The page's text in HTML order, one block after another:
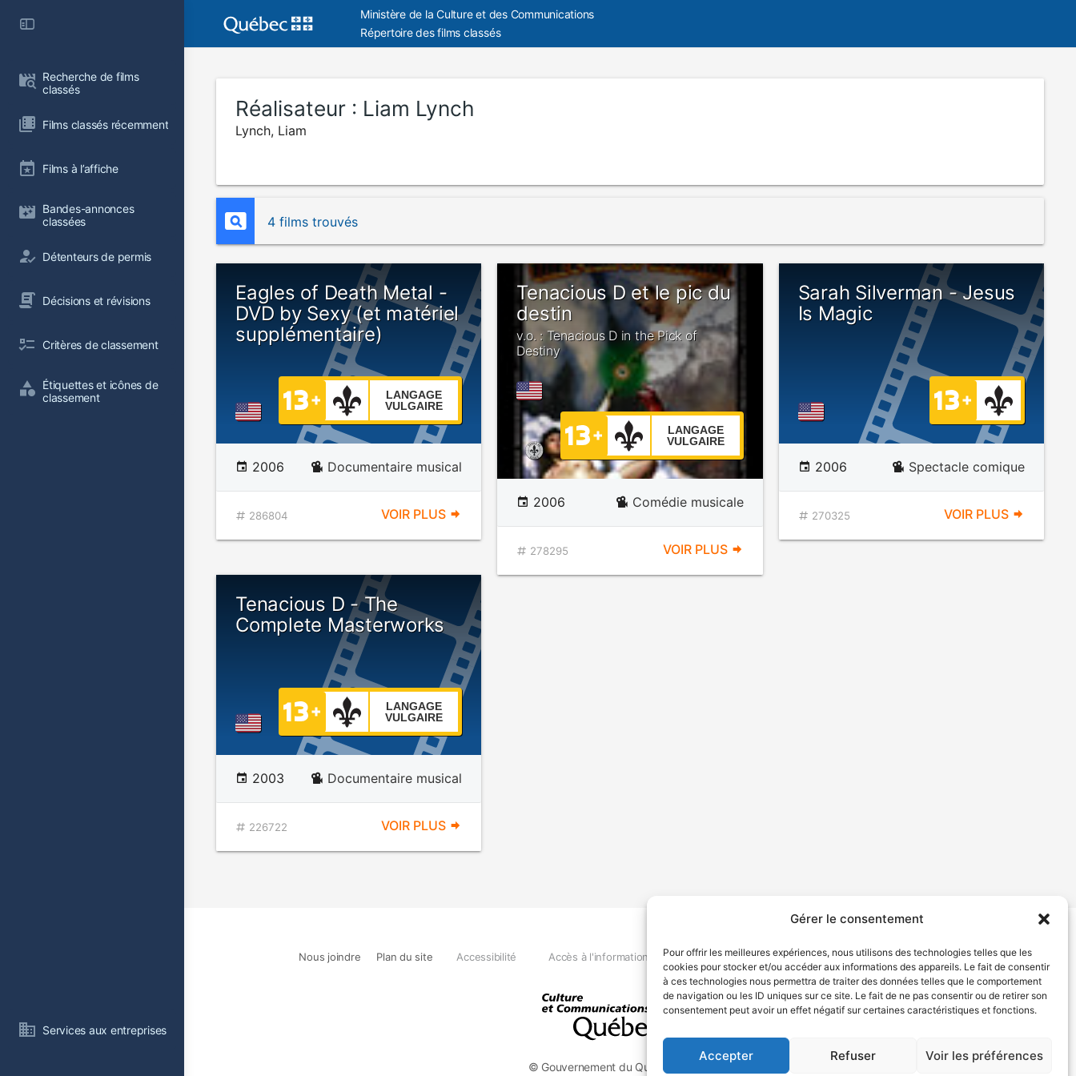
Gérer le consentement
Pour offrir les meilleures expériences, nous utilisons des technologies telles que les
cookies pour stocker et/ou accéder aux informations des appareils. Le fait de consentir
à ces technologies nous permettra de traiter des données telles que le comportement
de navigation ou les ID uniques sur ce site. Le fait de ne pas consentir ou de retirer son
consentement peut avoir un effet négatif sur certaines caractéristiques et fonctions.
Accepter Refuser Voir les préférences
Recherche de films
classés
Films classés récemment
Films à l’affiche
Bandes-annonces
classées
Détenteurs de permis
Décisions et révisions
Critères de classement
Étiquettes et icônes de
classement
Services aux entreprises
Ministère de la Culture et des Communications
Répertoire des films classés
Réalisateur : Liam Lynch
Lynch, Liam
4 films trouvés
Eagles of Death Metal -
DVD by Sexy (et matériel
supplémentaire)
LANGAGE
VULGAIRE
2006 Documentaire musical
286804 VOIR PLUS
Tenacious D et le pic du
destin
v.o. : Tenacious D in the Pick of
Destiny
LANGAGE
VULGAIRE
2006 Comédie musicale
278295 VOIR PLUS
Sarah Silverman - Jesus
Is Magic
2006 Spectacle comique
270325 VOIR PLUS
Tenacious D - The
Complete Masterworks
LANGAGE
VULGAIRE
2003 Documentaire musical
226722 VOIR PLUS
© Gouvernement du Québec, 2026
Nous joindre Plan du site Accessibilité Accès à l'information Déclaration de services Politique de confidentialité